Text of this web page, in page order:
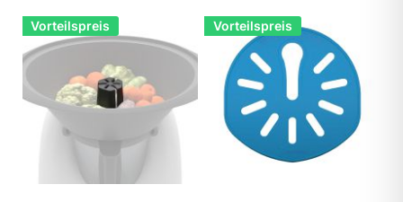
Vorteilspreis Vorteilspreis